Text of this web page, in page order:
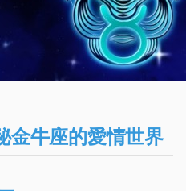
金牛座的愛情世界